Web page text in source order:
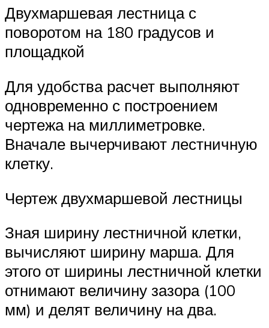
Двухмаршевая лестница с
поворотом на 180 градусов и
площадкой
Для удобства расчет выполняют
одновременно с построением
чертежа на миллиметровке.
Вначале вычерчивают лестничную
клетку.
Чертеж двухмаршевой лестницы
Зная ширину лестничной клетки,
вычисляют ширину марша. Для
этого от ширины лестничной клетки
отнимают величину зазора (100
мм) и делят величину на два.